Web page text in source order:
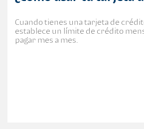
Cuando tienes una tarjeta de
establece un límite de crédito
pagar mes a mes.